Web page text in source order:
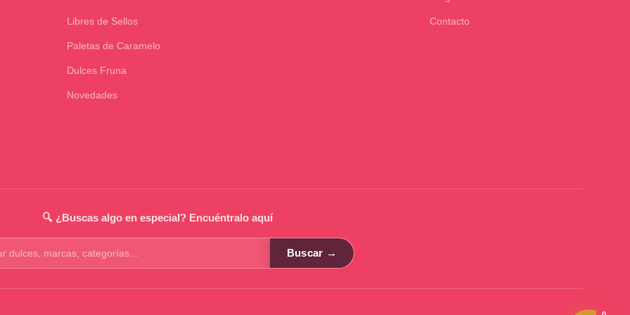
Libres de Sellos
Paletas de Caramelo
Dulces Fruna
Novedades
Contacto
🔍 ¿Buscas algo en especial? Encuéntralo aquí
Buscar →